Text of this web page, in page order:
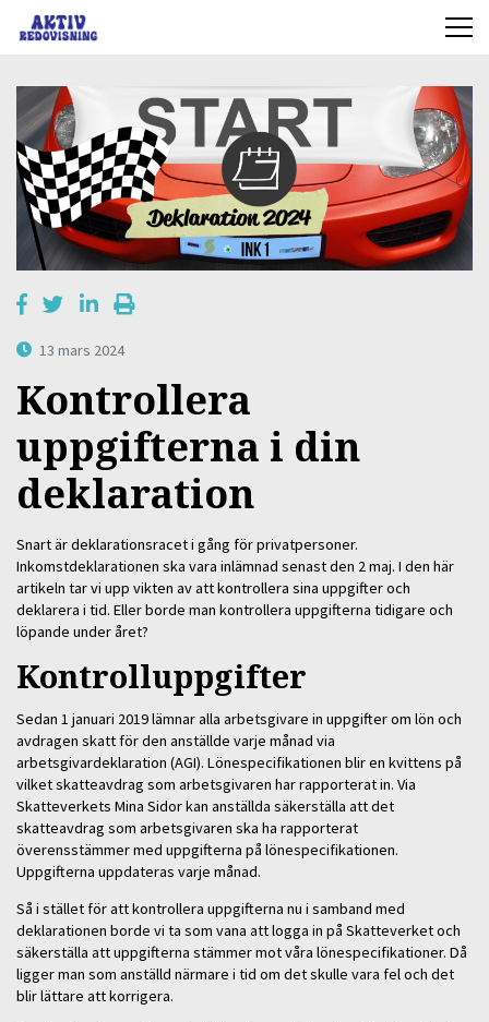
13 mars 2024
Kontrollera
uppgifterna i din
deklaration
Snart är deklarationsracet i gång för privatpersoner.
Inkomstdeklarationen ska vara inlämnad senast den 2 maj. I den här
artikeln tar vi upp vikten av att kontrollera sina uppgifter och
deklarera i tid. Eller borde man kontrollera uppgifterna tidigare och
löpande under året?
Kontrolluppgifter
Sedan 1 januari 2019 lämnar alla arbetsgivare in uppgifter om lön och
avdragen skatt för den anställde varje månad via
arbetsgivardeklaration (AGI). Lönespecifikationen blir en kvittens på
vilket skatteavdrag som arbetsgivaren har rapporterat in. Via
Skatteverkets Mina Sidor kan anställda säkerställa att det
skatteavdrag som arbetsgivaren ska ha rapporterat
överensstämmer med uppgifterna på lönespecifikationen.
Uppgifterna uppdateras varje månad.
Så i stället för att kontrollera uppgifterna nu i samband med
deklarationen borde vi ta som vana att logga in på Skatteverket och
säkerställa att uppgifterna stämmer mot våra lönespecifikationer. Då
ligger man som anställd närmare i tid om det skulle vara fel och det
blir lättare att korrigera.